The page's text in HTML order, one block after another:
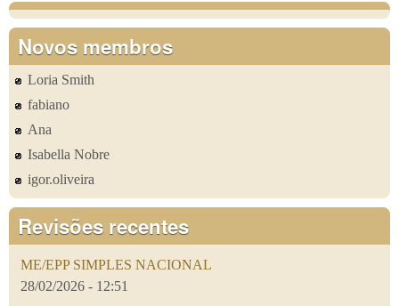
Novos membros
Loria Smith
fabiano
Ana
Isabella Nobre
igor.oliveira
Revisões recentes
ME/EPP SIMPLES NACIONAL
28/02/2026 - 12:51